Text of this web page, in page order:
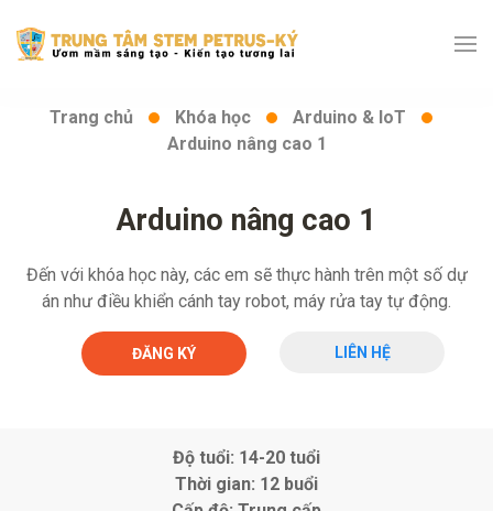
Trang chủ Khóa học
Arduino & IoT
Arduino nâng cao 1
Arduino nâng cao 1
Đến với khóa học này, các em sẽ thực hành trên một số dự
án như điều khiển cánh tay robot, máy rửa tay tự động.
ĐĂNG KÝ LIÊN HỆ
Độ tuổi: 14-20 tuổi
Thời gian: 12 buổi